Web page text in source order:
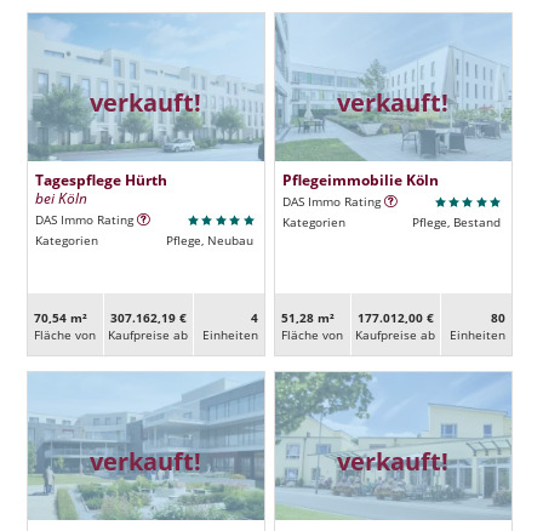
verkauft!
Tagespflege Hürth
bei Köln
DAS Immo Rating
Kategorien
Pflege, Neubau
70,54 m²
Fläche von
307.162,19 €
Kaufpreise ab
4
Ein­heiten
verkauft!
Pflegeimmobilie Köln
DAS Immo Rating
Kategorien
Pflege, Bestand
51,28 m²
Fläche von
177.012,00 €
Kaufpreise ab
80
Ein­heiten
verkauft! verkauft!